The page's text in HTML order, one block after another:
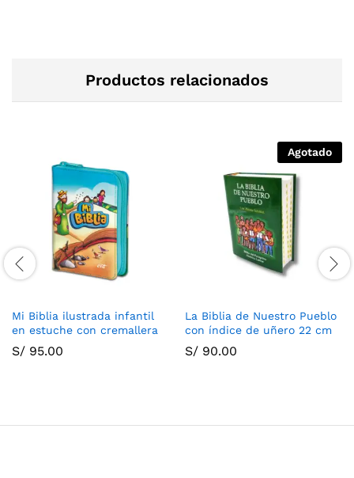
Productos relacionados
Mi Biblia ilustrada infantil
en estuche con cremallera
S/ 95.00
Agotado
La Biblia de Nuestro Pueblo
con índice de uñero 22 cm
S/ 90.00